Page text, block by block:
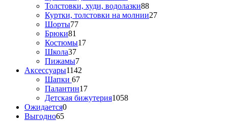
Толстовки, худи, водолазки88
Куртки, толстовки на молнии27
Шорты77
Брюки81
Костюмы17
Школа37
Пижамы7
Аксессуары1142
Шапки 67
Палантин17
Детская бижутерия1058
Ожидается0
Выгодно65